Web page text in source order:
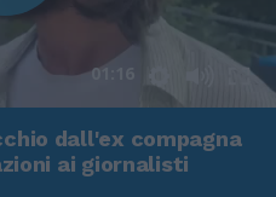
01:16
dall'ex compagna
ai giornalisti